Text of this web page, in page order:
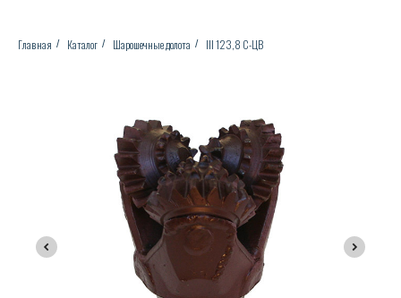
Главная / Каталог / Шарошечные долота / III 123,8 С-ЦВ